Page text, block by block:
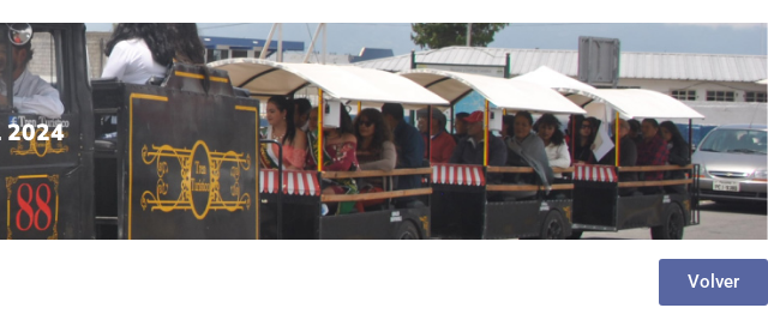
2024
Volver